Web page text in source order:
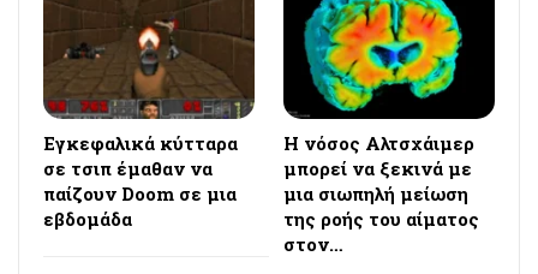
Εγκεφαλικά κύτταρα
σε τσιπ έμαθαν να
παίζουν Doom σε μια
εβδομάδα
Η νόσος Αλτσχάιμερ
μπορεί να ξεκινά με
μια σιωπηλή μείωση
της ροής του αίματος
στον…